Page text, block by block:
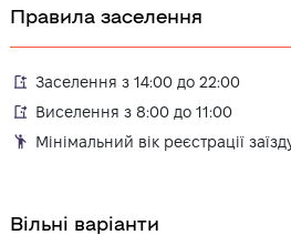
Правила заселення
Заселення з 14:00 до 22:00
Виселення з 8:00 до 11:00
Мінімальний вік реєстрації
Вільні варіанти